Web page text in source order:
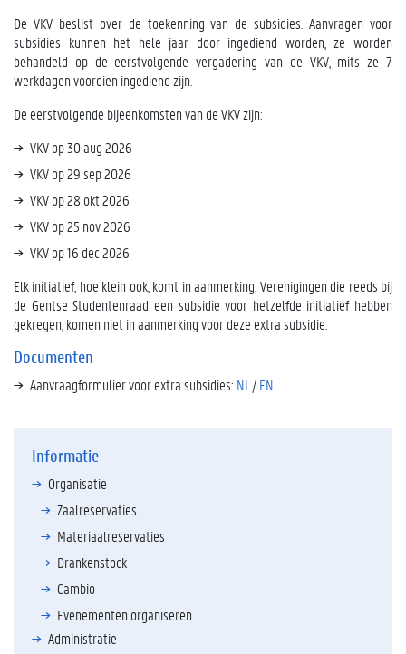
De VKV beslist over de toekenning van de subsidies. Aanvragen voor
subsidies kunnen het hele jaar door ingediend worden, ze worden
behandeld op de eerstvolgende vergadering van de VKV, mits ze 7
werkdagen voordien ingediend zijn.
De eerstvolgende bijeenkomsten van de VKV zijn:
VKV op 30 aug 2026
VKV op 29 sep 2026
VKV op 28 okt 2026
VKV op 25 nov 2026
VKV op 16 dec 2026
Elk initiatief, hoe klein ook, komt in aanmerking. Verenigingen die reeds bij
de Gentse Studentenraad een subsidie voor hetzelfde initiatief hebben
gekregen, komen niet in aanmerking voor deze extra subsidie.
Documenten
Aanvraagformulier voor extra subsidies: NL /EN
Informatie
Organisatie
Zaalreservaties
Materiaalreservaties
Drankenstock
Cambio
Evenementen organiseren
Administratie